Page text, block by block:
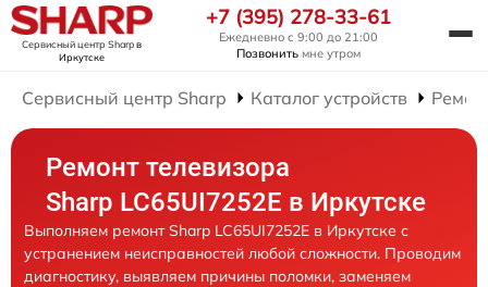
Сервисный центр Sharpв
Иркутске
+7 (395) 278-33-61
Ежедневно с 9:00 до 21:00
Позвонить мне утром
Сервисный центр Sharp Каталог устройств
Ремонт телевизора
Sharp LC65UI7252E в Иркутске
Выполняем ремонт Sharp LC65UI7252E в Иркутске с
устранением неисправностей любой сложности. Проводим
диагностику, выявляем причины поломки, заменяем